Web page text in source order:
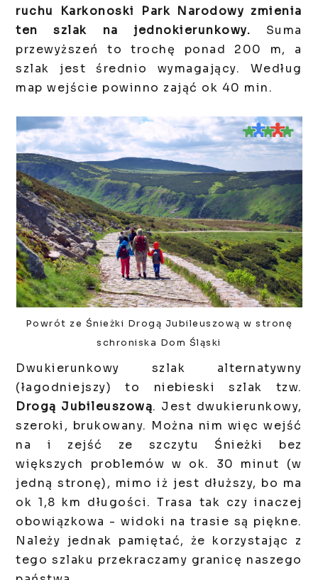
ruchu Karkonoski Park Narodowy zmienia
ten szlak na jednokierunkowy. Suma
przewyższeń to trochę ponad 200 m, a
szlak jest średnio wymagający. Według
map wejście powinno zająć ok 40 min.
Powrót ze Śnieżki Drogą Jubileuszową w stronę
schroniska Dom Śląski
Dwukierunkowy szlak alternatywny
(łagodniejszy) to niebieski szlak tzw.
Drogą Jubileuszową. Jest dwukierunkowy,
szeroki, brukowany. Można nim więc wejść
na i zejść ze szczytu Śnieżki bez
większych problemów w ok. 30 minut (w
jedną stronę), mimo iż jest dłuższy, bo ma
ok 1,8 km długości. Trasa tak czy inaczej
obowiązkowa - widoki na trasie są piękne.
Należy jednak pamiętać, że korzystając z
tego szlaku przekraczamy granicę naszego